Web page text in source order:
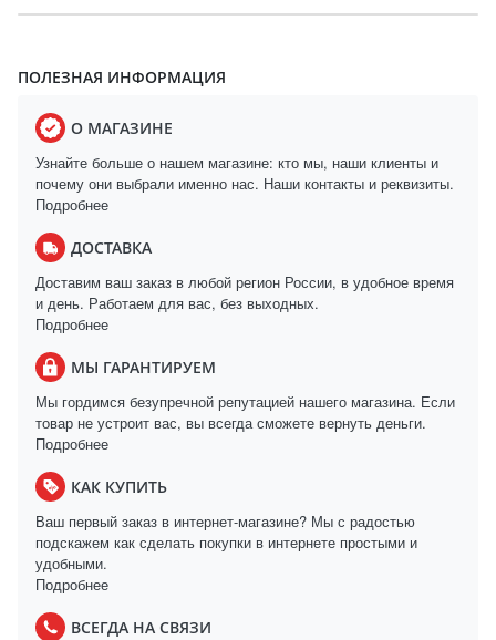
ПОЛЕЗНАЯ ИНФОРМАЦИЯ
О МАГАЗИНЕ
Узнайте больше о нашем магазине: кто мы, наши клиенты и
почему они выбрали именно нас. Наши контакты и реквизиты.
Подробнее
ДОСТАВКА
Доставим ваш заказ в любой регион России, в удобное время
и день. Работаем для вас, без выходных.
Подробнее
МЫ ГАРАНТИРУЕМ
Мы гордимся безупречной репутацией нашего магазина. Если
товар не устроит вас, вы всегда сможете вернуть деньги.
Подробнее
КАК КУПИТЬ
Ваш первый заказ в интернет-магазине? Мы с радостью
подскажем как сделать покупки в интернете простыми и
удобными.
Подробнее
ВСЕГДА НА СВЯЗИ